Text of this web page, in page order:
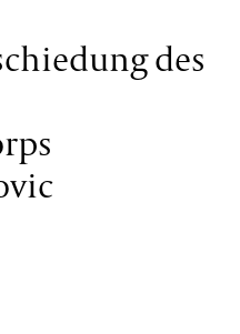
des